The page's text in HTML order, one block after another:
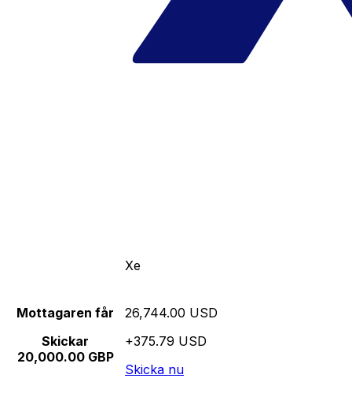
Xe
Mottagaren får
Skickar
20,000.00 GBP
26,744.00 USD
+375.79 USD
Skicka nu